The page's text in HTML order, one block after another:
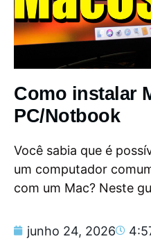
Como instalar
PC/Notbook
Você sabia que é
um computador
com um Mac? Neste
junho 24, 2026